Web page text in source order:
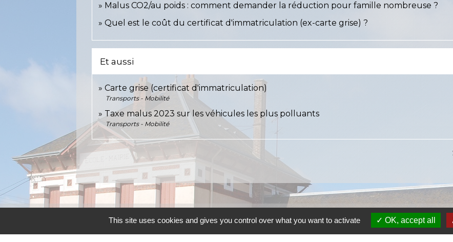
Malus CO2/au poids : comment demander la réduction pour famille nombreuse ?
Quel est le coût du certificat d'immatriculation (ex-carte grise) ?
Et aussi
Carte grise (certificat d'immatriculation)
Transports - Mobilité
Taxe malus 2023 sur les véhicules les plus polluants
Transports - Mobilité
Contacts
This site uses cookies and gives you control over what you want to activate OK, accept all